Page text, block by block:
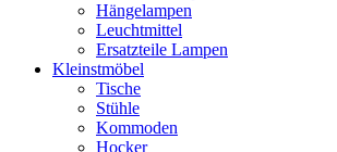
Hängelampen
Leuchtmittel
Ersatzteile Lampen
Kleinstmöbel
Tische
Stühle
Kommoden
Hocker